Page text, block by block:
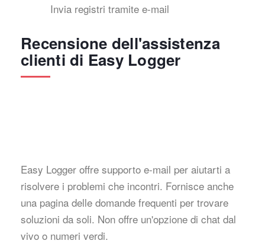
Invia registri tramite e-mail
Recensione dell'assistenza
clienti di Easy Logger
Easy Logger offre supporto e-mail per aiutarti a
risolvere i problemi che incontri. Fornisce anche
una pagina delle domande frequenti per trovare
soluzioni da soli. Non offre un'opzione di chat dal
vivo o numeri verdi.